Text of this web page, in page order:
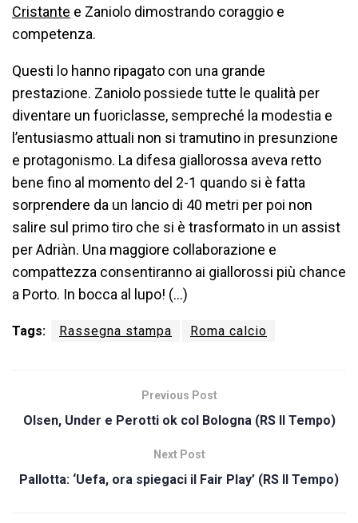
Cristante e Zaniolo dimostrando coraggio e
competenza.
Questi lo hanno ripagato con una grande
prestazione. Zaniolo possiede tutte le qualità per
diventare un fuoriclasse, sempreché la modestia e
l’entusiasmo attuali non si tramutino in presunzione
e protagonismo. La difesa giallorossa aveva retto
bene fino al momento del 2-1 quando si è fatta
sorprendere da un lancio di 40 metri per poi non
salire sul primo tiro che si è trasformato in un assist
per Adriàn. Una maggiore collaborazione e
compattezza consentiranno ai giallorossi più chance
a Porto. In bocca al lupo! (…)
Tags: Rassegna stampa Roma calcio
Previous Post
Olsen, Under e Perotti ok col Bologna (RS Il Tempo)
Next Post
Pallotta: ‘Uefa, ora spiegaci il Fair Play’ (RS Il Tempo)